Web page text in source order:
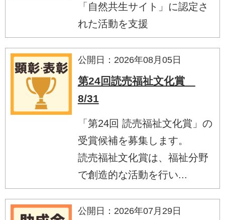
「自然共生サイト」に認定さ
れた活動を支援
公開日：2026年08月05日
第24回読売福祉文化賞
8/31
「第24回 読売福祉文化賞」の
受賞候補を募集します。
読売福祉文化賞は、福祉分野
で創造的な活動を行い...
公開日：2026年07月29日